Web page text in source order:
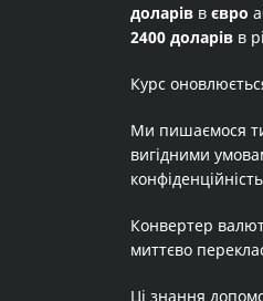
доларів в євро
2400 доларів в
Курс
Ми пишаємося
вигідними
Конвертер
миттєво
Ці знання